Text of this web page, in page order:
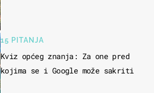
15 PITANJA
Kviz općeg znanja: Za one pred
kojima se i Google može sakriti